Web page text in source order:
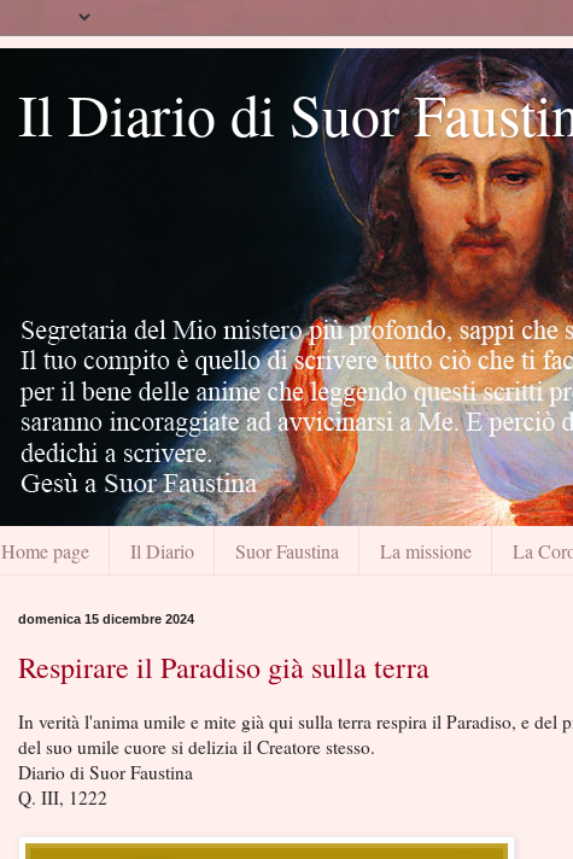
Il Diario di Suor
Home page Il Diario Suor Faustina La missione La
domenica 15 dicembre 2024
Respirare il Paradiso già sulla terra
In verità l'anima umile e mite già qui sulla terra respira il Paradiso, e del
del suo umile cuore si delizia il Creatore stesso.
Diario di Suor Faustina
Q. III, 1222